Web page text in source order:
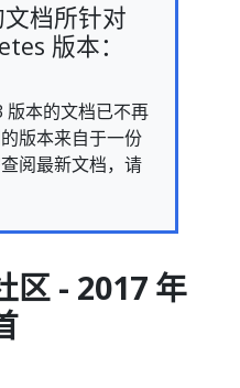
档所针对
版本：
本的文档已不再
版本来自于一份
阅最新文档，请
- 2017 年